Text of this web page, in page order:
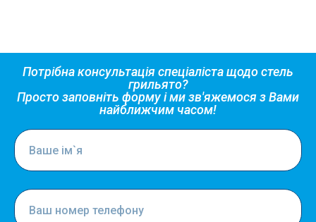
Потрібна консультація спеціаліста щодо стель
грильято?
Просто заповніть форму і ми зв'яжемося з Вами
найближчим часом!